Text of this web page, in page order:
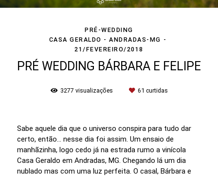
PRÉ-WEDDING
CASA GERALDO - ANDRADAS-MG
21/FEVEREIRO/2018
PRÉ WEDDING BÁRBARA E FELIPE
3277 visualizações 61 curtidas
Sabe aquele dia que o universo conspira para tudo dar
certo, então... nesse dia foi assim. Um ensaio de
manhãzinha, logo cedo já na estrada rumo a vinícola
Casa Geraldo em Andradas, MG. Chegando lá um dia
nublado mas com uma luz perfeita. O casal, Bárbara e